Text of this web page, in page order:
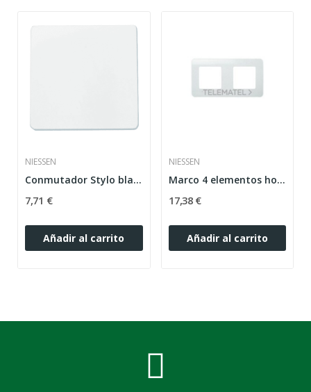
NIESSEN
Conmutador Stylo blanco alpino Niessen
7,71 €
Añadir al carrito
NIESSEN
Marco 4 elementos horizontales Stylo blanco...
17,38 €
Añadir al carrito